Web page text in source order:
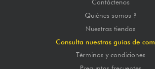
Contáctenos
Quiénes somos ?
Nuestras tiendas
Consulta nuestras guías de
Términos y condiciones